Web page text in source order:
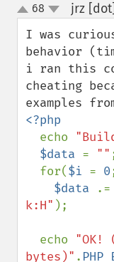
up
down
68 jrz
I was
behavior
i ran this
cheating
<?php
echo
$data = ""
  for(
$i = 0
$data
.=
k:H" );
  echo
"OK!
bytes)" .